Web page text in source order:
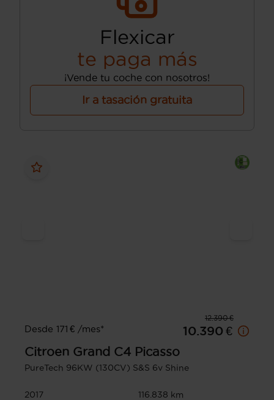
Flexicar
te paga más
¡Vende tu coche con nosotros!
Ir a tasación gratuita
12.390 €
Desde 171 € /mes*
10.390 €
Citroen Grand C4 Picasso
PureTech 96KW (130CV) S&S 6v Shine
2017
116.838 km